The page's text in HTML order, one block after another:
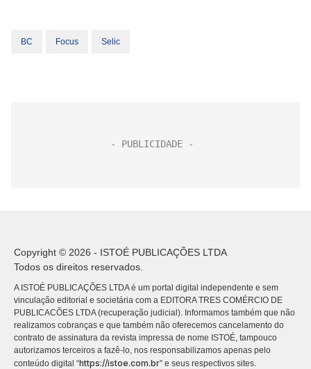
BC Focus Selic
Copyright © 2026 - ISTOÉ PUBLICAÇÕES LTDA
Todos os direitos reservados.
A ISTOÉ PUBLICAÇÕES LTDA é um portal digital independente e sem
vinculação editorial e societária com a EDITORA TRES COMÉRCIO DE
PUBLICACÕES LTDA (recuperação judicial). Informamos também que não
realizamos cobranças e que também não oferecemos cancelamento do
contrato de assinatura da revista impressa de nome ISTOÉ, tampouco
autorizamos terceiros a fazê-lo, nos responsabilizamos apenas pelo
conteúdo digital “https://istoe.com.br” e seus respectivos sites.